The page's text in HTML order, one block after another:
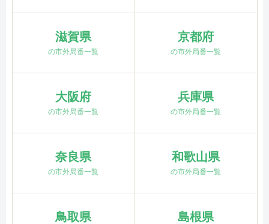
滋賀県
の市外局番一覧
京都府
の市外局番一覧
大阪府
の市外局番一覧
兵庫県
の市外局番一覧
奈良県
の市外局番一覧
和歌山県
の市外局番一覧
鳥取県 島根県